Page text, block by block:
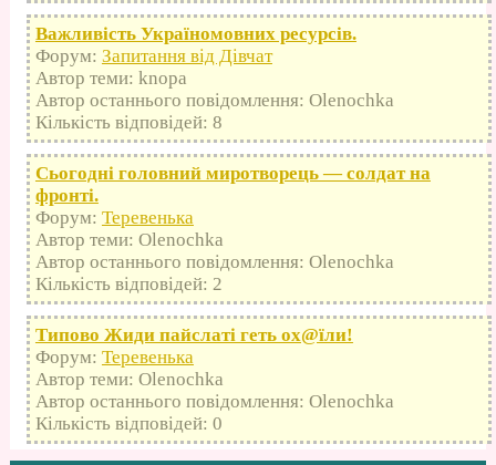
Важливість Україномовних ресурсів.
Форум: Запитання від Дівчат
Автор теми: knopa
Автор останнього повідомлення: Olenochka
Кількість відповідей: 8
Сьогодні головний миротворець — солдат на
фронті.
Форум: Теревенька
Автор теми: Olenochka
Автор останнього повідомлення: Olenochka
Кількість відповідей: 2
Типово Жиди пайслаті геть оx@їли!
Форум: Теревенька
Автор теми: Olenochka
Автор останнього повідомлення: Olenochka
Кількість відповідей: 0